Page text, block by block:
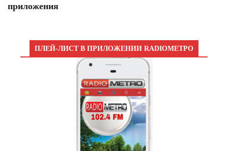
приложения
ПЛЕЙ-ЛИСТ В ПРИЛОЖЕНИИ RADIOМЕТРО